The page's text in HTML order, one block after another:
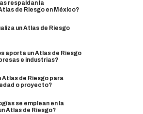
respaldan la
de Riesgo en México?
un Atlas de Riesgo
aporta un Atlas de Riesgo
e industrias?
Atlas de Riesgo para
o proyecto?
se emplean en la
Atlas de Riesgo?